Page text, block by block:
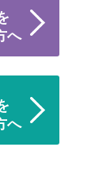
へ
へ